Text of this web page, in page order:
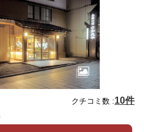
クチコミ数 :10件